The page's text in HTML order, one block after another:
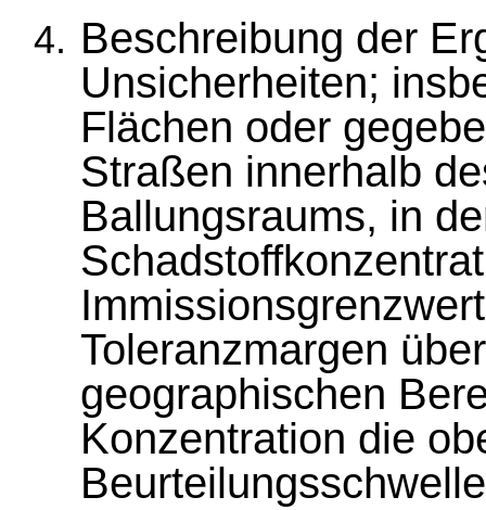
Beschreibung der
Unsicherheiten;
Flächen oder
Straßen innerhalb
Ballungsraums, in
Toleranzmargen
geographischen
Konzentration die